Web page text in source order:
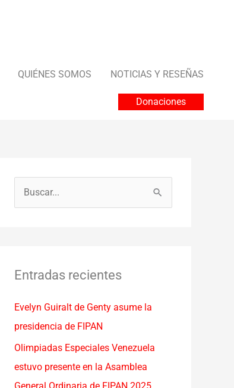
QUIÉNES SOMOS NOTICIAS Y RESEÑAS
Donaciones
a
p
o
r
:
Entradas recientes
Evelyn Guiralt de Genty asume la
presidencia de FIPAN
Olimpiadas Especiales Venezuela
estuvo presente en la Asamblea